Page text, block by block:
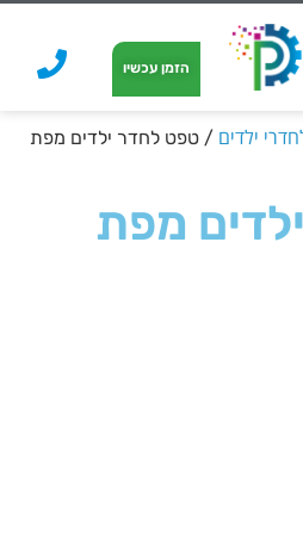
הזמן עכשיו
ילדים / טפט לחדר ילדים מפת
מפת